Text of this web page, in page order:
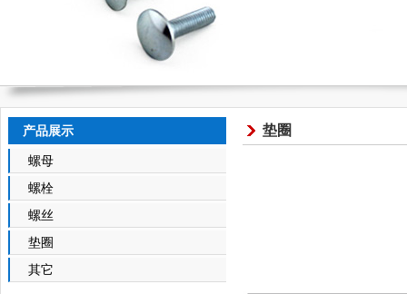
产品展示
螺母
螺栓
螺丝
垫圈
其它
垫圈